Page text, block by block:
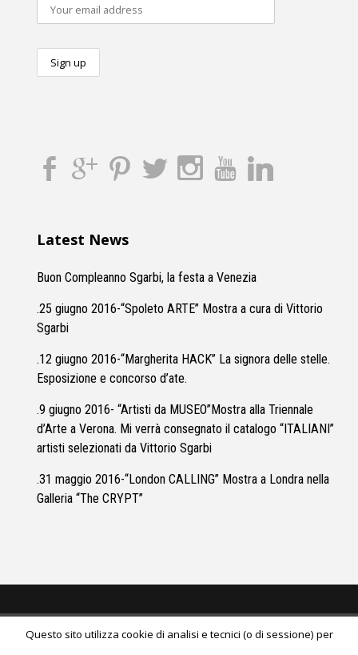
Latest News
Buon Compleanno Sgarbi, la festa a Venezia
.25 giugno 2016-“Spoleto ARTE” Mostra a cura di Vittorio
Sgarbi
.12 giugno 2016-“Margherita HACK” La signora delle stelle.
Esposizione e concorso d’ate.
.9 giugno 2016- “Artisti da MUSEO”Mostra alla Triennale
d’Arte a Verona. Mi verrà consegnato il catalogo “ITALIANI”
artisti selezionati da Vittorio Sgarbi
.31 maggio 2016-“London CALLING” Mostra a Londra nella
Galleria “The CRYPT”
All Rights Reserved.
Questo sito utilizza cookie di analisi e tecnici (o di sessione) per